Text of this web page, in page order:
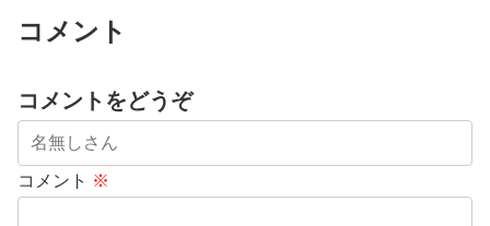
コメント
コメントをどうぞ
コメント ※